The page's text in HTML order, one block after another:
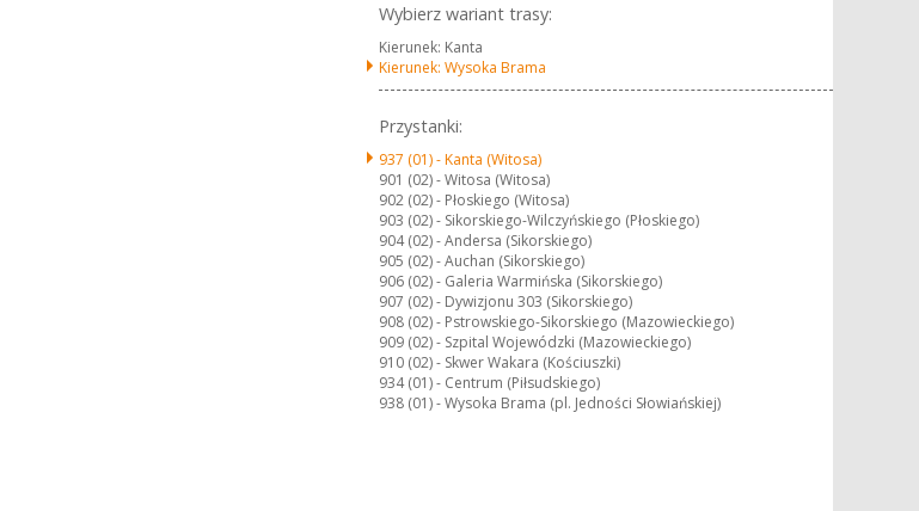
Wybierz wariant trasy:
Kierunek: Kanta
Kierunek: Wysoka Brama
Przystanki:
937 (01) -Kanta (Witosa)
901 (02) -Witosa (Witosa)
902 (02) - Płoskiego (Witosa)
903 (02) - Sikorskiego-Wilczyńskiego (Płoskiego)
904 (02) -Andersa (Sikorskiego)
905 (02) -Auchan (Sikorskiego)
906 (02) - Galeria Warmińska (Sikorskiego)
907 (02) - Dywizjonu 303 (Sikorskiego)
908 (02) - Pstrowskiego-Sikorskiego (Mazowieckiego)
909 (02) - Szpital Wojewódzki (Mazowieckiego)
910 (02) - Skwer Wakara (Kościuszki)
934 (01) - Centrum (Piłsudskiego)
938 (01) -Wysoka Brama (pl. Jedności Słowiańskiej)